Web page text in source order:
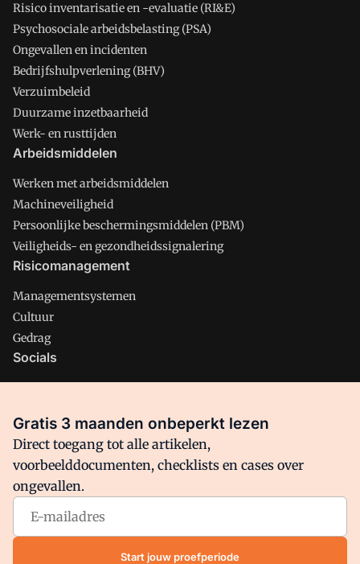
Risico inventarisatie en -evaluatie (RI&E)
Psychosociale arbeidsbelasting (PSA)
Ongevallen en incidenten
Bedrijfshulpverlening (BHV)
Verzuimbeleid
Duurzame inzetbaarheid
Werk- en rusttijden
Arbeidsmiddelen
Werken met arbeidsmiddelen
Machineveiligheid
Persoonlijke beschermingsmiddelen (PBM)
Veiligheids- en gezondheidssignalering
Risicomanagement
Managementsystemen
Cultuur
Gedrag
Socials
Facebook
Arbo is onderdeel van VMN media. Lees inons manifestwaar
VMN media voor staat. Op gebruik van deze site zijn de
volgende regelingen van toepassing:Algemene Voorwaarden
Privacy en Cookie beleid|Privacy instellingen
Gratis 3 maanden onbeperkt lezen
Direct toegang tot alle artikelen,
voorbeelddocumenten, checklists en cases over
ongevallen.
Start jouw proefperiode